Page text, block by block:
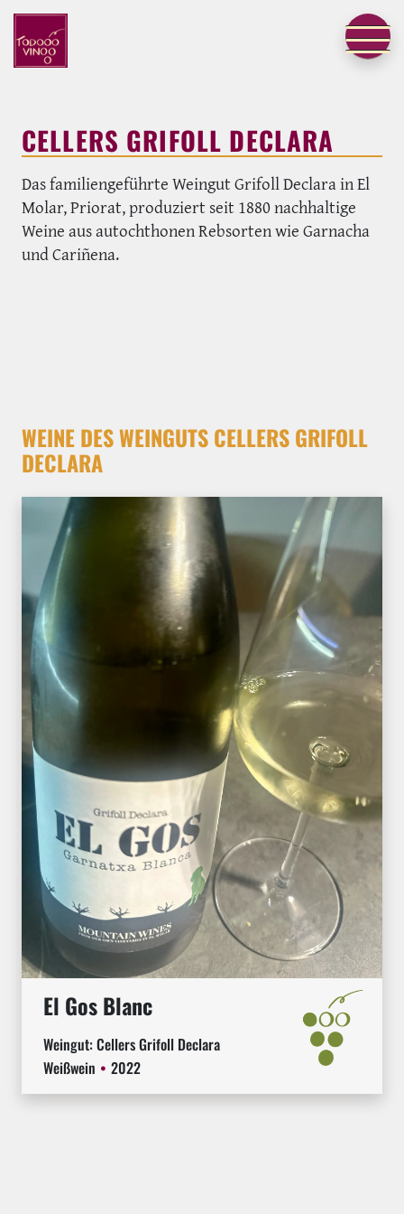
CELLERS GRIFOLL DECLARA
Das familiengeführte Weingut Grifoll Declara in El
Molar, Priorat, produziert seit 1880 nachhaltige
Weine aus autochthonen Rebsorten wie Garnacha
und Cariñena.
WEINE DES WEINGUTS CELLERS GRIFOLL
DECLARA
El Gos Blanc
Weingut:Cellers Grifoll Declara
Weißwein
2022